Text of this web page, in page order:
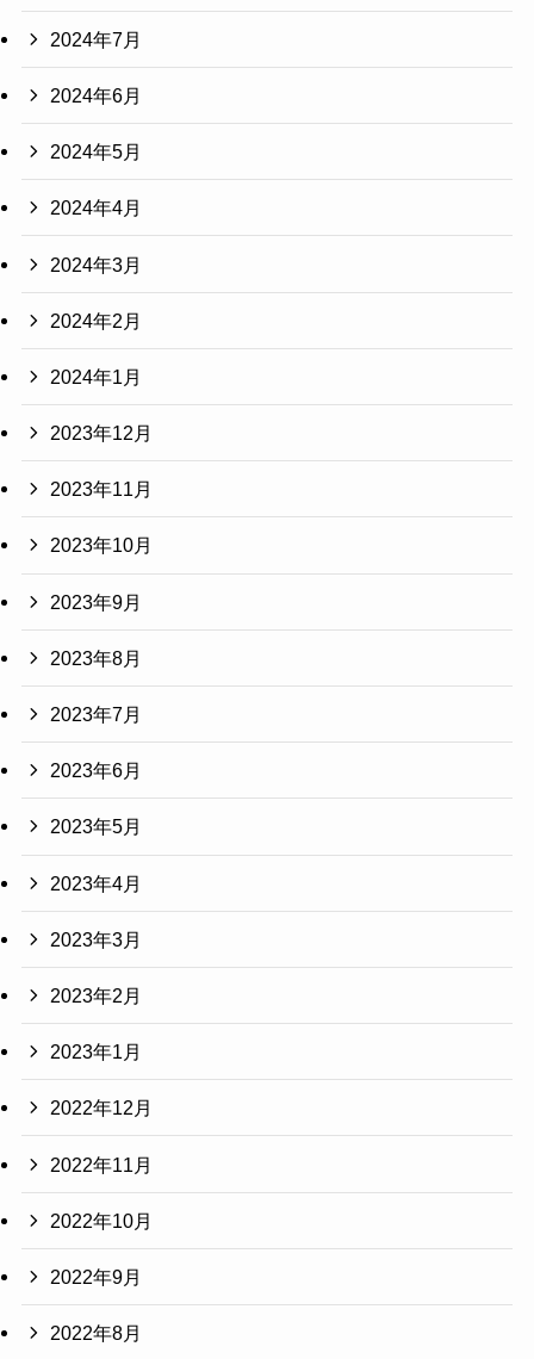
2024年7月
2024年6月
2024年5月
2024年4月
2024年3月
2024年2月
2024年1月
2023年12月
2023年11月
2023年10月
2023年9月
2023年8月
2023年7月
2023年6月
2023年5月
2023年4月
2023年3月
2023年2月
2023年1月
2022年12月
2022年11月
2022年10月
2022年9月
2022年8月